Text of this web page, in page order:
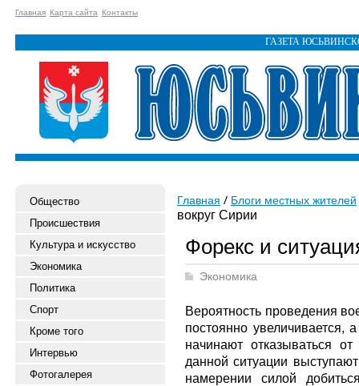
Главная Карта сайта Контакты
ГАЗЕТА
Общество
Происшествия
Культура и искусство
Экономика
Политика
Спорт
Кроме того
Интервью
Фотогалерея
Главная Блоги местных жителей
вокруг Сирии
Форекс и
Экономика
Вероятность проведения
постоянно увеличивается,
начинают отказываться
данной ситуации
намерении силой